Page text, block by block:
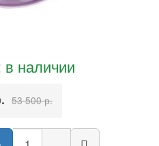
наличии
53 500 р.